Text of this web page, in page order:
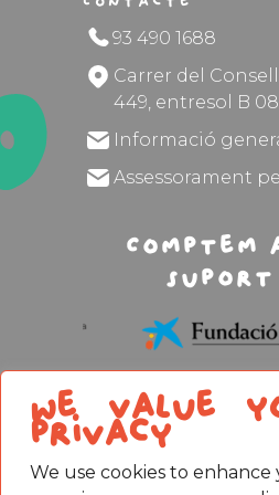
We value
privacy
We use cookies to
93 490 1688
Carrer del
449, entresol B
Informació
Assessorament
Comptem
suport
Avís